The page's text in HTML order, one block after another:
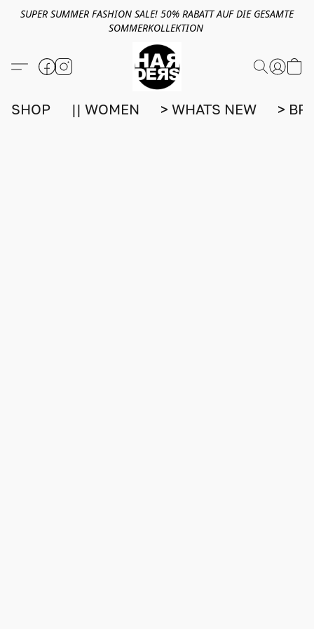
SUPER SUMMER FASHION SALE! 50% RABATT AUF DIE GESAMTE
SOMMERKOLLEKTION
SHOP || WOMEN > WHATS NEW >